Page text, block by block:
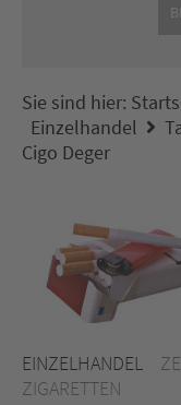
Sie sind hier:
Einzelhandel
Cigo Deger
EINZELHANDEL
ZIGARETTEN